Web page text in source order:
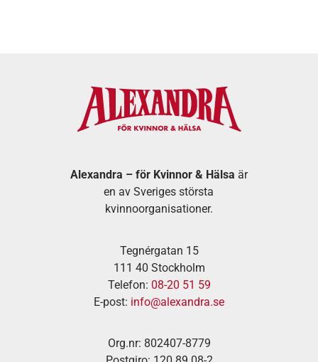
Alexandra – för Kvinnor & Hälsa är
en av Sveriges största
kvinnoorganisationer.
Tegnérgatan 15
111 40 Stockholm
Telefon: 08-20 51 59
E-post: info@alexandra.se
Org.nr: 802407-8779